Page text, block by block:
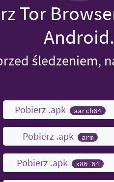
Tor
Android.
śledzeniem,
Pobierz .apk aarch64
Pobierz .apk arm
Pobierz .apk x86_64